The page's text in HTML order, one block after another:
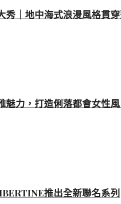
｜地中海式浪漫風格貫
魅力，打造俐落都會女性
推出全新聯名系列